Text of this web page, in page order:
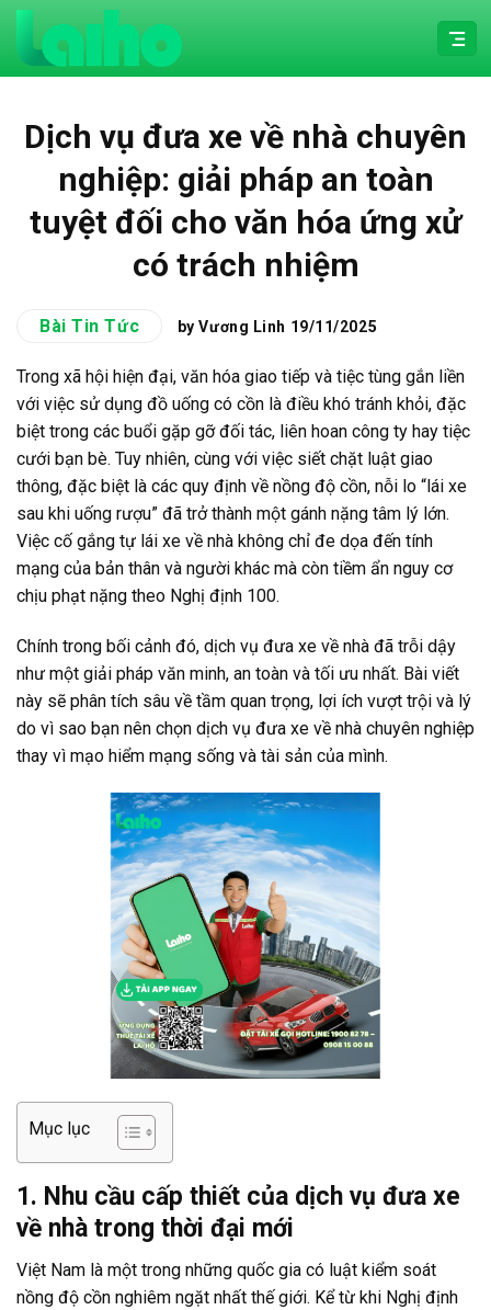
Chuyển
nội
Dịch vụ đưa xe về nhà chuyên
nghiệp: giải pháp an toàn
tuyệt đối cho văn hóa ứng xử
có trách nhiệm
Bài Tin Tức by Vương Linh 19/11/2025
Trong xã hội hiện đại, văn hóa giao tiếp và tiệc tùng gắn liền
với việc sử dụng đồ uống có cồn là điều khó tránh khỏi, đặc
biệt trong các buổi gặp gỡ đối tác, liên hoan công ty hay tiệc
cưới bạn bè. Tuy nhiên, cùng với việc siết chặt luật giao
thông, đặc biệt là các quy định về nồng độ cồn, nỗi lo “lái xe
sau khi uống rượu” đã trở thành một gánh nặng tâm lý lớn.
Việc cố gắng tự lái xe về nhà không chỉ đe dọa đến tính
mạng của bản thân và người khác mà còn tiềm ẩn nguy cơ
chịu phạt nặng theo Nghị định 100.
Chính trong bối cảnh đó, dịch vụ đưa xe về nhà đã trỗi dậy
như một giải pháp văn minh, an toàn và tối ưu nhất. Bài viết
này sẽ phân tích sâu về tầm quan trọng, lợi ích vượt trội và lý
do vì sao bạn nên chọn dịch vụ đưa xe về nhà chuyên nghiệp
thay vì mạo hiểm mạng sống và tài sản của mình.
Mục lục
1. Nhu cầu cấp thiết của dịch vụ đưa xe
về nhà trong thời đại mới
Việt Nam là một trong những quốc gia có luật kiểm soát
nồng độ cồn nghiêm ngặt nhất thế giới. Kể từ khi Nghị định